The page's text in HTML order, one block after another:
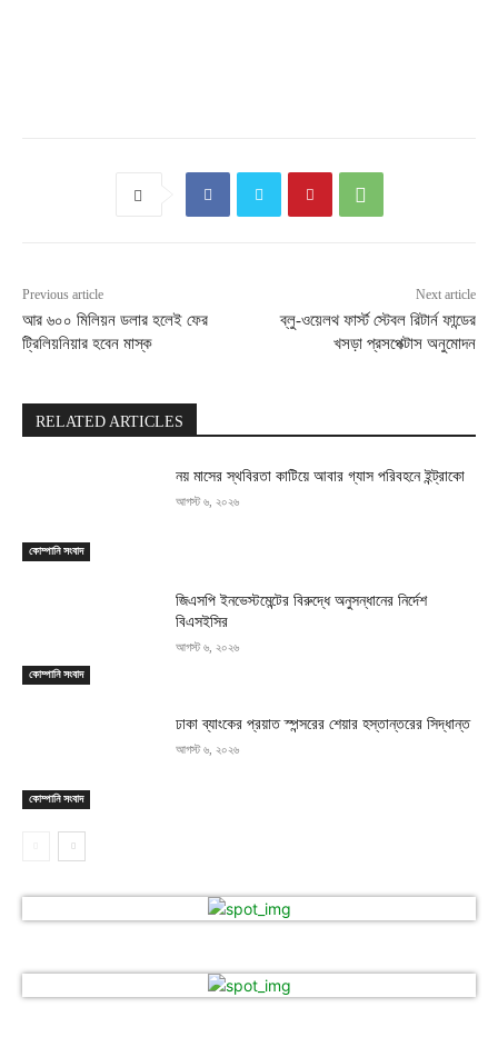
Previous article
আর ৬০০ মিলিয়ন ডলার হলেই ফের
ট্রিলিয়নিয়ার হবেন মাস্ক
Next article
ব্লু-ওয়েলথ ফার্স্ট স্টেবল রিটার্ন ফান্ডের
খসড়া প্রসপেক্টাস অনুমোদন
RELATED ARTICLES
কোম্পানি সংবাদ
নয় মাসের স্থবিরতা কাটিয়ে আবার গ্যাস পরিবহনে ইন্ট্রাকো
আগস্ট ৬, ২০২৬
কোম্পানি সংবাদ
জিএসপি ইনভেস্টমেন্টের বিরুদ্ধে অনুসন্ধানের নির্দেশ
বিএসইসির
আগস্ট ৬, ২০২৬
কোম্পানি সংবাদ
ঢাকা ব্যাংকের প্রয়াত স্পন্সরের শেয়ার হস্তান্তরের সিদ্ধান্ত
আগস্ট ৬, ২০২৬